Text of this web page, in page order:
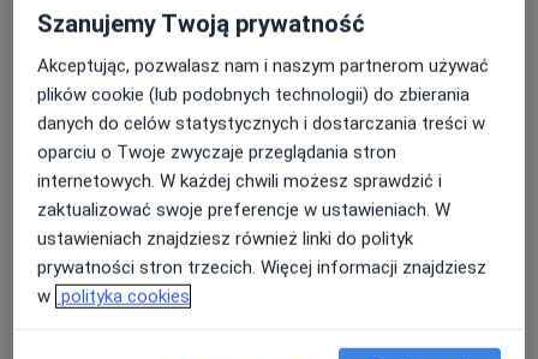
Od 120 zł Szczegóły
Badania stomatologiczne
Od 250 zł Szczegóły Umów wizytę
Fluoryzacja zębów
Od 145 zł Szczegóły Umów wizytę
Odbudowa zębów
Szanujemy Twoją prywatność
Akceptując, pozwalasz nam i naszym partnerom używać
plików cookie (lub podobnych technologii) do zbierania
danych do celów statystycznych i dostarczania treści w
oparciu o Twoje zwyczaje przeglądania stron
internetowych. W każdej chwili możesz sprawdzić i
zaktualizować swoje preferencje w ustawieniach. W
ustawieniach znajdziesz również linki do polityk
prywatności stron trzecich. Więcej informacji znajdziesz
w polityka cookies